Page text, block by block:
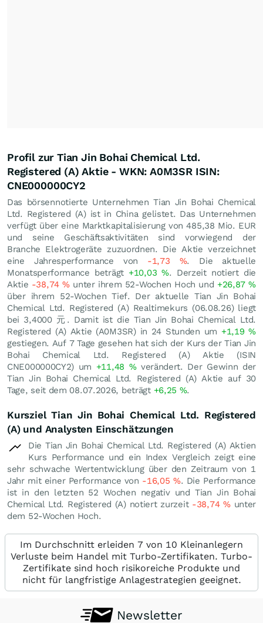
Profil zur Tian Jin Bohai Chemical Ltd.
Registered (A) Aktie - WKN: A0M3SR ISIN:
CNE000000CY2
Das börsennotierte Unternehmen Tian Jin Bohai Chemical
Ltd. Registered (A) ist in China gelistet. Das Unternehmen
verfügt über eine Marktkapitalisierung von 485,38 Mio. EUR
und seine Geschäftsaktivitäten sind vorwiegend der
Branche Elektrogeräte zuzuordnen. Die Aktie verzeichnet
eine Jahresperformance von -1,73 %. Die aktuelle
Monatsperformance beträgt +10,03%. Derzeit notiert die
Aktie -38,74%unter ihrem 52-Wochen Hoch und +26,87%
über ihrem 52-Wochen Tief. Der aktuelle Tian Jin Bohai
Chemical Ltd. Registered (A) Realtimekurs (06.08.26) liegt
bei 3,4000 元 . Damit ist die Tian Jin Bohai Chemical Ltd.
Registered (A) Aktie (A0M3SR) in 24 Stunden um +1,19%
gestiegen. Auf 7 Tage gesehen hat sich der Kurs der Tian Jin
Bohai Chemical Ltd. Registered (A) Aktie (ISIN
CNE000000CY2) um +11,48 %verändert. Der Gewinn der
Tian Jin Bohai Chemical Ltd. Registered (A) Aktie auf 30
Tage, seit dem 08.07.2026, beträgt +6,25 %.
Kursziel Tian Jin Bohai Chemical Ltd. Registered
(A) und Analysten Einschätzungen
Die Tian Jin Bohai Chemical Ltd. Registered (A) Aktien
Kurs Performance und ein Index Vergleich zeigt eine
sehr schwache Wertentwicklung über den Zeitraum von 1
Jahr mit einer Performance von -16,05 %. Die Performance
ist in den letzten 52 Wochen negativ und Tian Jin Bohai
Chemical Ltd. Registered (A) notiert zurzeit -38,74%unter
dem 52-Wochen Hoch.
Im Durchschnitt erleiden 7 von 10 Kleinanlegern
Verluste beim Handel mit Turbo-Zertifikaten. Turbo-
Zertifikate sind hoch risikoreiche Produkte und
nicht für langfristige Anlagestrategien geeignet.
Newsletter